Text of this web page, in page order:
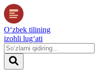
O‘zbek tilining
izohli lug‘ati